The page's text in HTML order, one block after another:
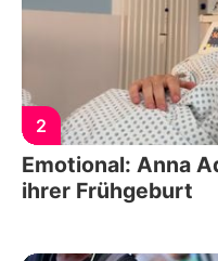
2
Emotional: Anna
ihrer Frühgeburt